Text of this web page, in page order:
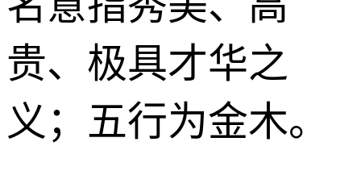
贵、极具才华之
义；五行为金木。